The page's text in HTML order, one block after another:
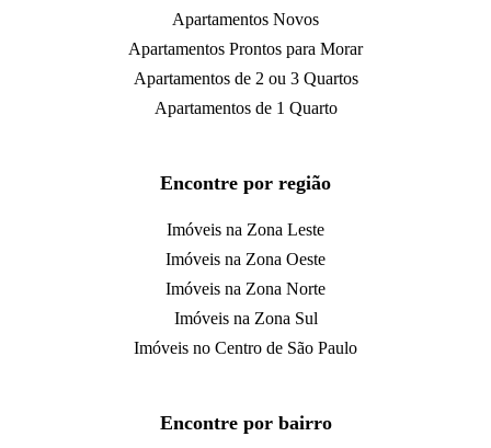
Apartamentos Novos
Apartamentos Prontos para Morar
Apartamentos de 2 ou 3 Quartos
Apartamentos de 1 Quarto
Encontre por região
Imóveis na Zona Leste
Imóveis na Zona Oeste
Imóveis na Zona Norte
Imóveis na Zona Sul
Imóveis no Centro de São Paulo
Encontre por bairro